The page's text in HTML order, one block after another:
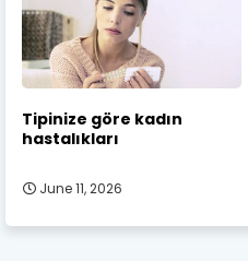
Tipinize göre kadın
hastalıkları
June 11, 2026